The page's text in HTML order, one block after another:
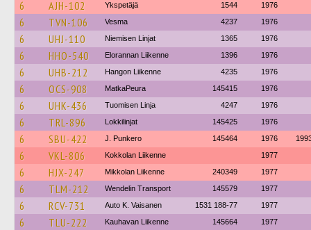
6 AJH-102 Ykspetäjä 1544 1976
6 TVN-106 Vesma 4237 1976
6 UHJ-110 Niemisen Linjat 1365 1976
6 HHO-540 Elorannan Liikenne 1396 1976
6 UHB-212 Hangon Liikenne 4235 1976
6 OCS-908 MatkaPeura 145415 1976
6 UHK-436 Tuomisen Linja 4247 1976
6 TRL-896 Lokkilinjat 145425 1976
6 SBU-422 J. Punkero 145464 1976
6 VKL-806 Kokkolan Liikenne 1977
6 HJX-247 Mikkolan Liikenne 240349 1977
6 TLM-212 Wendelin Transport 145579 1977
6 RCV-731 Auto K. Vaisanen 1531 188-77 1977
6 TLU-222 Kauhavan Liikenne 145664 1977